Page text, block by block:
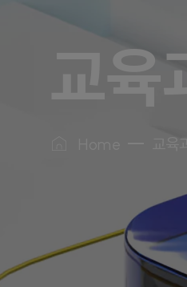
교
교육